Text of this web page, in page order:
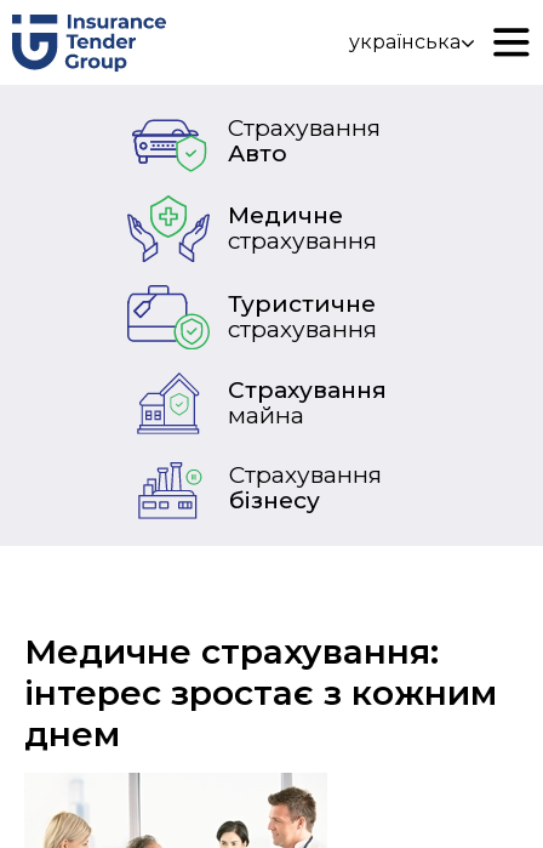
українська
Страхування
Авто
Туристичне
страхування
Страхування
бізнесу
Медичне
страхування
Страхування
майна
Медичне страхування:
інтерес зростає з кожним
днем